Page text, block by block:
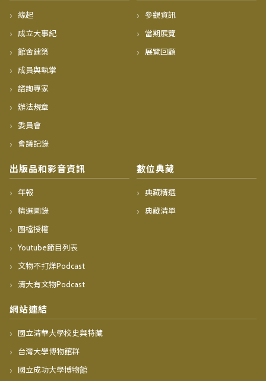
緣起
成立大事紀
館舍建築
成員與執掌
諮詢專家
辦法規章
委員會
會議記錄
參觀資訊
當期展覽
展覽回顧
出版品和影音資訊
年報
精選圖錄
圖檔授權
Youtube節目列表
文物不打烊Podcast
清大有文物Podcast
數位典藏
典藏精選
典藏清單
網站連結
國立清華大學校史與特藏
台灣大學博物館群
國立成功大學博物館